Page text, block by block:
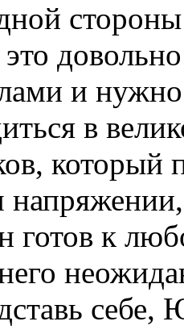
и нужно
в
который
готов к